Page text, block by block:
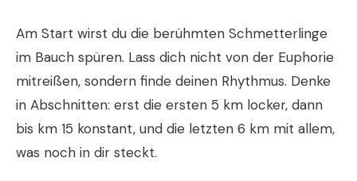
Am Start wirst du die berühmten Schmetterlinge
im Bauch spüren. Lass dich nicht von der Euphorie
mitreißen, sondern finde deinen Rhythmus. Denke
in Abschnitten: erst die ersten 5 km locker, dann
bis km 15 konstant, und die letzten 6 km mit allem,
was noch in dir steckt.